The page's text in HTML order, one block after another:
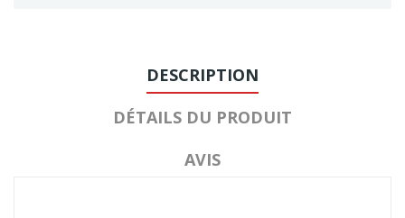
DESCRIPTION
DÉTAILS DU PRODUIT
AVIS